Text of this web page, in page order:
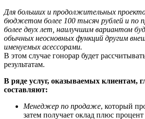
Для больших и продолжительных
бюджетом более 100 тысяч рублей и по
более двух лет, наилучшим вариантом
обычных неосновных функций другим
именуемых асессорами.
В этом случае гонорар будет
результатам.
В ряде услуг, оказываемых клиентам,
составляют:
Менеджер по продаже, который
затем получает оклад плюс процент